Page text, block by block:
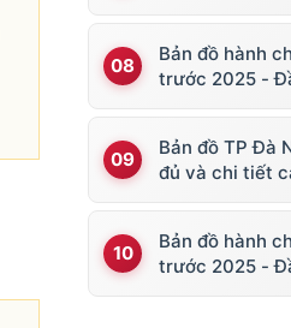
Bản đồ hành
trước 2025 -
Bản đồ TP Đà
đủ và chi tiết
Bản đồ hành
trước 2025 -